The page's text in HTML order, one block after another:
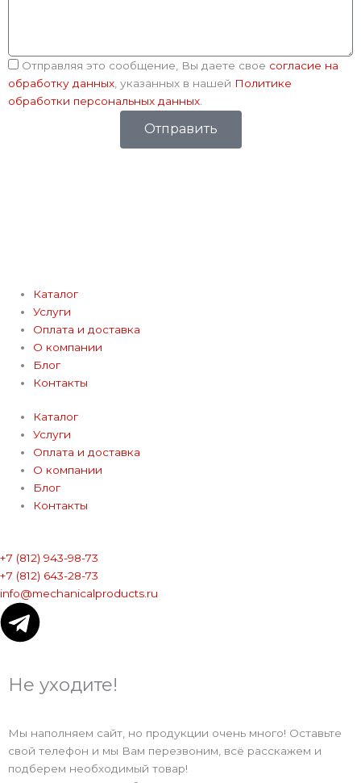
Соглашение
Отправляя это сообщение, Вы даете свое согласие на
обработку данных , указанных в нашей Политике
обработки персональных данных
Отправить
Каталог
Услуги
Оплата и доставка
О компании
Блог
Контакты
Каталог
Услуги
Оплата и доставка
О компании
Блог
Контакты
+7 (812) 943-98-73
+7 (812) 643-28-73
info@mechanicalproducts.ru
T
l
e
Не уходите!
Мы наполняем сайт, но продукции очень много! Оставьте
свой телефон и мы Вам перезвоним, всё расскажем и
подберем необходимый товар!